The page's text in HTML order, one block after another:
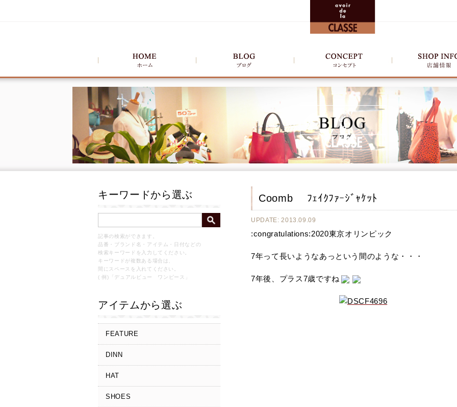
キーワードから選ぶ
記事の検索ができます。
品番・ブランド名・アイテム・日付などの
検索キーワードを入力してください。
キーワードが複数ある場合は、
間にスペースを入れてください。
( 例)「デュアルビュー ワンピース」
アイテムから選ぶ
FEATURE
DINN
HAT
SHOES
Coomb ﾌｪｲｸﾌｧｰｼﾞｬｹｯﾄ
UPDATE: 2013.09.09
:congratulations:2020東京オリンピック
7年って長いようなあっという間のような・・・
7年後、プラス7歳ですね